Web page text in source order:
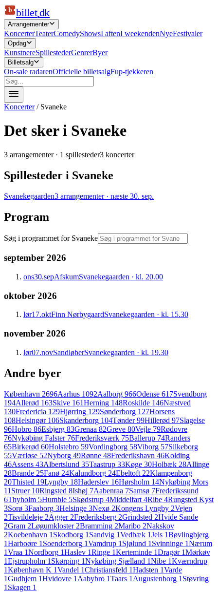
b billetdk
Arrangementer
KoncerterTeaterComedyShowsI aftenI weekendenNyeFestivaler
Opdag
KunstnereSpillestederGenrerByer
Billetsalg
On-sale radarenOfficielle billetsalgFup-tjekkeren
Koncerter/ Svaneke
Det sker i Svaneke
3 arrangementer · 1 spillesteder3 koncerter
Spillesteder i Svaneke
Svanekegaarden3 arrangementer· næste 30. sep.
Program
Søg i programmet for Svaneke
september 2026
ons30.sepAfskumSvanekegaarden · kl. 20.00
oktober 2026
lør17.oktFinn NørbygaardSvanekegaarden · kl. 15.30
november 2026
lør07.novSandløberSvanekegaarden · kl. 19.30
Andre byer
København 2696Aarhus 1092Aalborg 966Odense 617Svendborg
194Allerød 163Skive 161Herning 148Roskilde 146Næstved
130Fredericia 129Hjørring 129Sønderborg 127Horsens
108Helsingør 106Skanderborg 104Tønder 99Hillerød 97Slagelse
96Hobro 86Esbjerg 83Grenaa 82Greve 80Vejle 79Rødovre
76Nykøbing Falster 76Frederiksværk 75Ballerup 74Randers
65Birkerød 60Holstebro 59Vordingborg 58Viborg 57Silkeborg
55Værløse 52Nyborg 49Rønne 48Frederikshavn 46Kolding
46Assens 43Albertslund 35Taastrup 33Køge 30Holbæk 28Allinge
28Brande 25Fanø 24Kalundborg 24Ebeltoft 22Klampenborg
20Thisted 19Lyngby 18Haderslev 16Hørsholm 14Nykøbing Mors
11 Struer 10Ringsted 8Ishøj 7Aabenraa 7Samsø 7Frederikssund
6Thyholm 5Humble 5Skødstrup 4Middelfart 4Ribe 4Rungsted Kyst
3Sorø 3Faaborg 3Helsinge 3Nexø 2Kongens Lyngby 2Vejen
2Tisvildeleje 2Agger 2Frederiksberg 2Grindsted 2Hvide Sande
2Gram 2Løgumkloster 2Bramming 2Maribo 2Nakskov
2Koebenhavn 1 Skodborg 1 Sandvig 1Vedbæk 1Jels 1Bøvlingbjerg
1Harboøre 1 Soenderborg 1Vamdrup 1 Sjølund 1 Svinninge 1Nærum
1Vraa 1Nordborg 1Haslev 1Ringe 1Kerteminde 1Dragør 1Mørkøv
1Ejstrupholm 1 Skørping 1Nykøbing Sjælland 1Nibe 1Kværndrup
1København K 1Vandel 1Christiansfeld 1Hadsten 1Varde
1Gudhjem 1Hvidovre 1 Aabybro 1Taars 1 Augustenborg 1 Støvring
1 Skagen 1